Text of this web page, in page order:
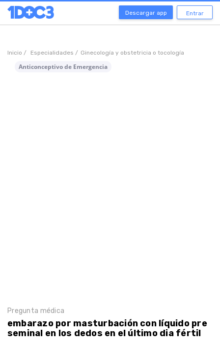
Descargar app Entrar
Inicio / Especialidades / Ginecología y obstetricia o tocología
Anticonceptivo de Emergencia
Pregunta médica
embarazo por masturbación con líquido pre
seminal en los dedos en el último dia fértil